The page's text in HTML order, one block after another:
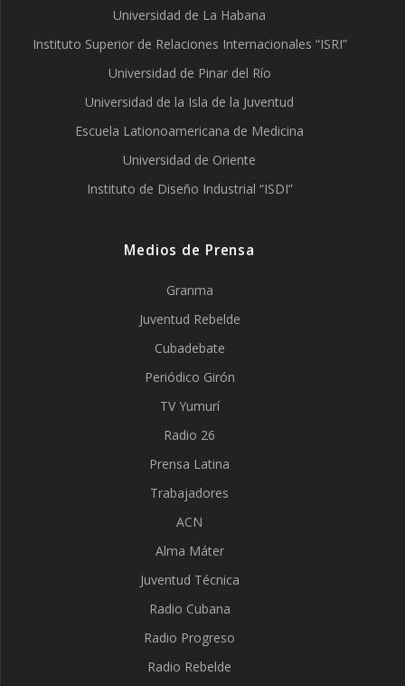
Universidad de La Habana
Instituto Superior de Relaciones Internacionales “ISRI”
Universidad de Pinar del Río
Universidad de la Isla de la Juventud
Escuela Lationoamericana de Medicina
Universidad de Oriente
Instituto de Diseño Industrial “ISDI”
Medios de Prensa
Granma
Juventud Rebelde
Cubadebate
Periódico Girón
TV Yumurí
Radio 26
Prensa Latina
Trabajadores
ACN
Alma Máter
Juventud Técnica
Radio Cubana
Radio Progreso
Radio Rebelde